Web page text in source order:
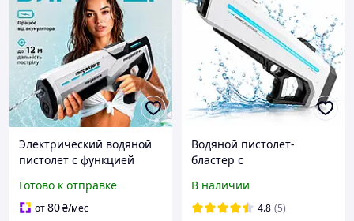
Электрический водяной
пистолет с функцией
взрослых,автомат
бластер,водяные
Готово к отправке
от80₴/мес
Водяной пистолет-
бластер с
воды B-1 57 см 1000 мл
Белый
В наличии
4.8 (5)